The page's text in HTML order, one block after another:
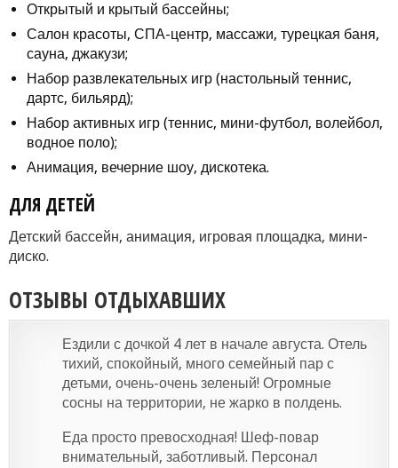
Открытый и крытый бассейны;
Салон красоты, СПА-центр, массажи, турецкая баня,
сауна, джакузи;
Набор развлекательных игр (настольный теннис,
дартс, бильярд);
Набор активных игр (теннис, мини-футбол, волейбол,
водное поло);
Анимация, вечерние шоу, дискотека.
ДЛЯ ДЕТЕЙ
Детский бассейн, анимация, игровая площадка, мини-
диско.
ОТЗЫВЫ ОТДЫХАВШИХ
Ездили с дочкой 4 лет в начале августа. Отель
тихий, спокойный, много семейный пар с
детьми, очень-очень зеленый! Огромные
сосны на территории, не жарко в полдень.
Еда просто превосходная! Шеф-повар
внимательный, заботливый. Персонал